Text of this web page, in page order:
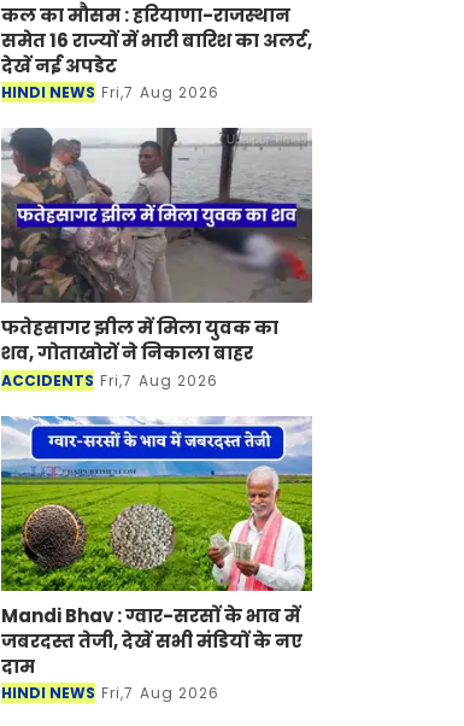
कल का मौसम : हरियाणा-राजस्थान
समेत 16 राज्यों में भारी बारिश का अलर्ट,
देखें नई अपडेट
HINDI NEWS Fri,7 Aug 2026
फतेहसागर झील में मिला युवक का
शव, गोताखोरों ने निकाला बाहर
ACCIDENTS Fri,7 Aug 2026
Mandi Bhav : ग्वार-सरसों के भाव में
जबरदस्त तेजी, देखें सभी मंडियों के नए
दाम
HINDI NEWS Fri,7 Aug 2026